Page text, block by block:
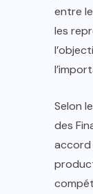
entre
les
Selon
des
accord